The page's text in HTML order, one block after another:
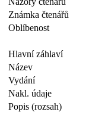
Známka čtenářů
Oblíbenost
Hlavní záhlaví
Název
Vydání
Nakl. údaje
Popis (rozsah)